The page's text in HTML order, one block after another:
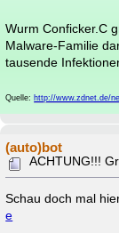
Wurm Conficker.C
Malware-Familie
tausende
Quelle: http://www.zdnet.de/
(auto)bot
ACHTUNG!!!
Schau doch mal
e